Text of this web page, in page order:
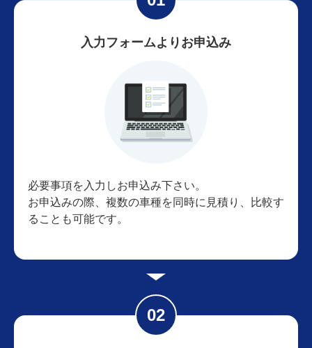
入力フォームよりお申込み
必要事項を入力しお申込み下さい。
お申込みの際、複数の車種を同時に見積り、比較す
ることも可能です。